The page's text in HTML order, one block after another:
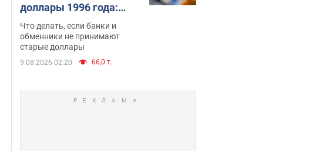
доллары 1996 года:
принимают ли
обменники и банки
такие купюры
Что делать, если банки и
обменники не принимают
старые доллары
9.08.2026 02:20 66,0 т.